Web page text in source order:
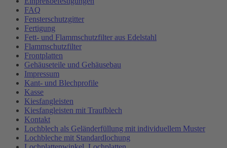
FAQ
Fensterschutzgitter
Fertigung
Fett- und Flammschutzfilter aus Edelstahl
Flammschutzfilter
Frontplatten
Gehäuseteile und Gehäusebau
Impressum
Kant- und Blechprofile
Kasse
Kiesfangleisten
Kiesfangleisten mit Traufblech
Kontakt
Lochblech als Geländerfüllung mit individuellem Muster
Lochbleche mit Standardlochung